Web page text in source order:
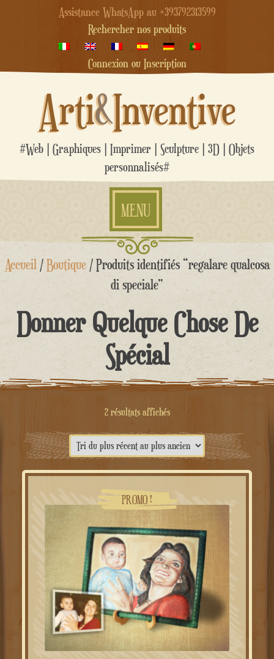
Assistance WhatsApp au +393792313599
Rechercher nos produits
Connexion ou Inscription
Arti&Inventive
#Web | Graphiques | Imprimer | Sculpture | 3D | Objets
personnalisés#
MENU
Aller
auAccueil /Boutique/ Produits identifiés “regalare qualcosa
di speciale”
Donner Quelque Chose De
Spécial
2 résultats affichésTrié
du
plus
plus
PROMO !